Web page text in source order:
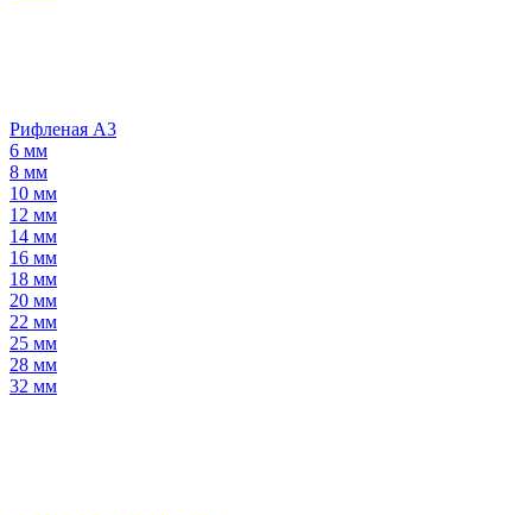
Рифленая А3
6 мм
8 мм
10 мм
12 мм
14 мм
16 мм
18 мм
20 мм
22 мм
25 мм
28 мм
32 мм